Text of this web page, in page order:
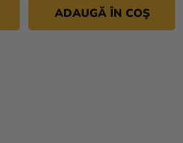
ADAUGĂ ÎN COŞ